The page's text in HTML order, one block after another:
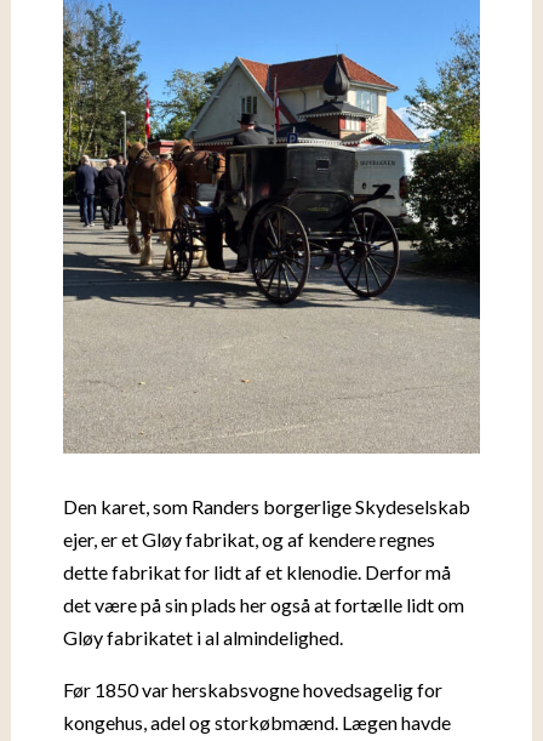
Den karet, som Randers borgerlige Skydeselskab
ejer, er et Gløy fabrikat, og af kendere regnes
dette fabrikat for lidt af et klenodie. Derfor må
det være på sin plads her også at fortælle lidt om
Gløy fabrikatet i al almindelighed.
Før 1850 var herskabsvogne hovedsagelig for
kongehus, adel og storkøbmænd. Lægen havde